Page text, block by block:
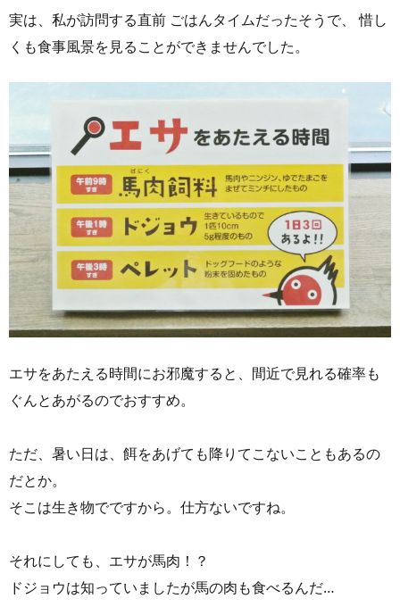
実は、私が訪問する直前 ごはんタイムだったそうで、 惜し
くも食事風景を見ることができませんでした。
エサをあたえる時間にお邪魔すると、間近で見れる確率も
ぐんとあがるのでおすすめ。
ただ、暑い日は、餌をあげても降りてこないこともあるの
だとか。
そこは生き物でですから。仕方ないですね。
それにしても、エサが馬肉！？
ドジョウは知っていましたが馬の肉も食べるんだ…